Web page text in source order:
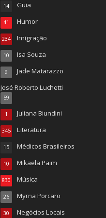
Guia
14
Humor
41
Imigração
234
Isa Souza
10
Jade Matarazzo
9
José Roberto Luchetti
59
Juliana Biundini
1
Literatura
345
Médicos Brasileiros
15
Mikaela Paim
10
Música
830
Myrna Porcaro
26
Negócios Locais
30